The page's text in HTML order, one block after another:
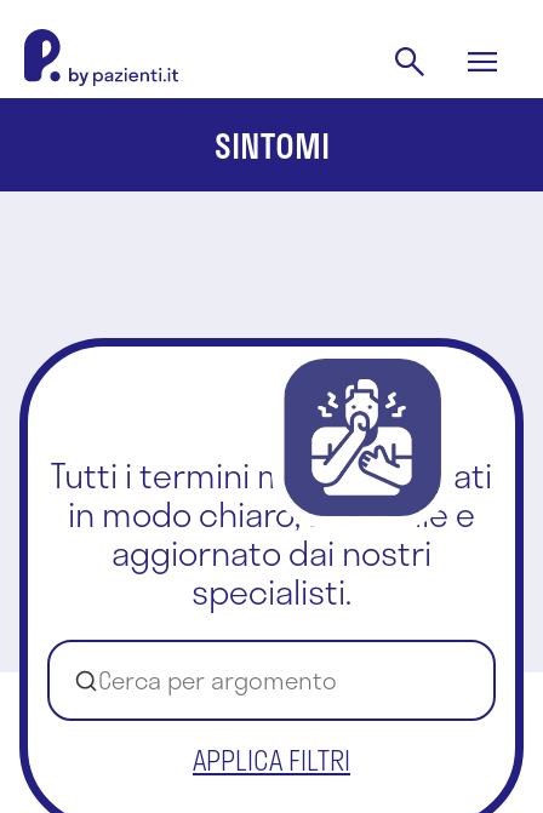
SINTOMI
Tutti i termini medici spiegati
in modo chiaro, affidabile e
aggiornato dai nostri
specialisti.
APPLICA FILTRI